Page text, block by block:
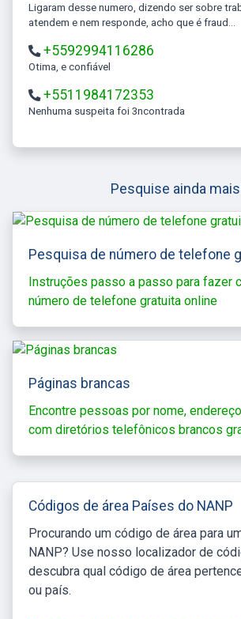
Ligaram desse numero, dizendo ser sobre trabalho, porem não
atendem e nem responde, acho que é fraud...
+5592994116286
Otima, e confiável
+5511984172353
Nenhuma suspeita foi 3ncontrada
Pesquise ainda
Pesquisa de número de telefone
Instruções passo a passo para fazer
número de telefone gratuita online
Páginas brancas
Encontre pessoas por nome,
com diretórios telefônicos brancos
Códigos de área Países do NANP
Procurando um código de área para
NANP? Use nosso localizador de
descubra qual código de área
ou país.